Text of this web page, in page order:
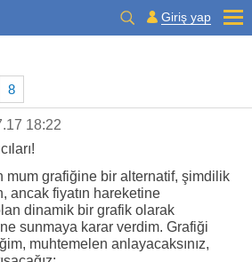
Giriş yap
8
18:22
mum grafiğine bir alternatif, şimdilik
ancak fiyatın hareketine
dinamik bir grafik olarak
sunmaya karar verdim. Grafiği
muhtemelen anlayacaksınız,